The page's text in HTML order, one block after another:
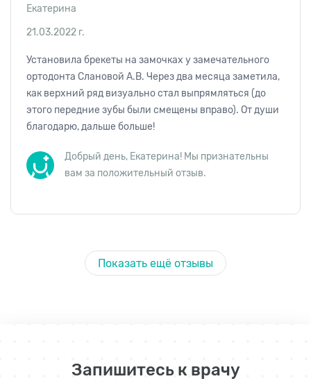
Екатерина
21.03.2022 г.
Установила брекеты на замочках у замечательного
ортодонта Слановой А.В. Через два месяца заметила,
как верхний ряд визуально стал выпрямляться (до
этого передние зубы были смещены вправо). От души
благодарю, дальше больше!
Добрый день, Екатерина! Мы признательны
вам за положительный отзыв.
Показать ещё отзывы
Запишитесь к врачу